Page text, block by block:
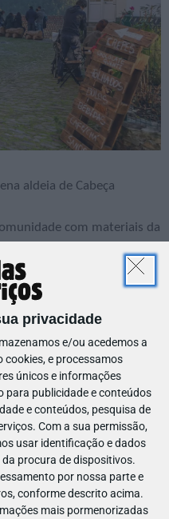
privacidade
e/ou acedemos a
e processamos
únicos e informações
para publicidade e conteúdos
e conteúdos, pesquisa de
Com a sua permissão,
usar identificação e dados
procura de dispositivos.
por nossa parte e
conforme descrito acima.
mais pormenorizadas
aldeia de Cabeça
com materiais da
em
tradições, as
tão diversos como de
de enfeites naturais.
e aventuras